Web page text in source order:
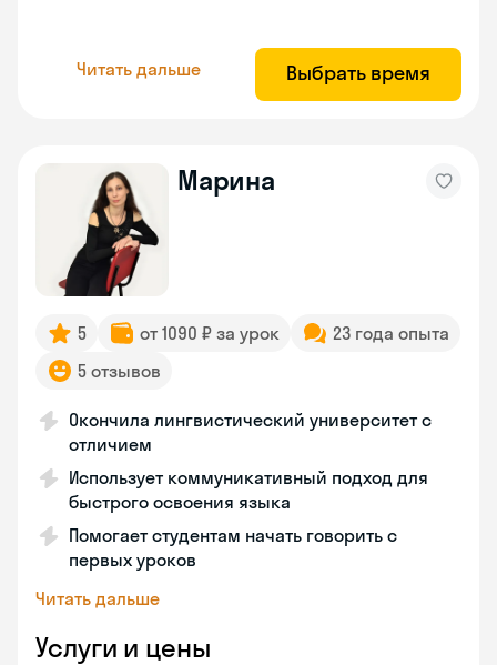
Читать дальше Выбрать время
Марина
5 от 1090 ₽ за урок
23 года опыта
5 отзывов
Окончила лингвистический университет с
отличием
Использует коммуникативный подход для
быстрого освоения языка
Помогает студентам начать говорить с
первых уроков
Читать дальше
Услуги и цены